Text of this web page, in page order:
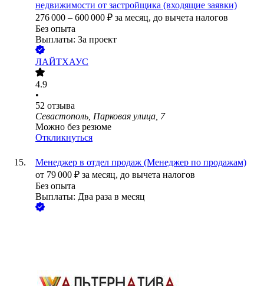
недвижимости от застройщика (входящие заявки)
276 000 – 600 000 ₽ за месяц, до вычета налогов
Без опыта
Выплаты: За проект
ЛАЙТХАУС
4.9
•
52 отзыва
Севастополь, Парковая улица, 7
Можно без резюме
Откликнуться
Менеджер в отдел продаж (Менеджер по продажам)
от 79 000 ₽ за месяц, до вычета налогов
Без опыта
Выплаты: Два раза в месяц